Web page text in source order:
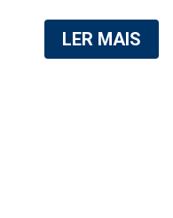
internet. A
do corpo de
LER MAIS